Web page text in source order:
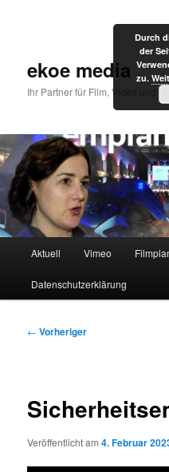
ekoe media
Ihr Partner für Film, Video und
Aktuell Vimeo
Datenschutzerklärung
Beitragsnavigation
← Vorheriger
Veröffentlicht am4. Februar
Durch
der
zu.